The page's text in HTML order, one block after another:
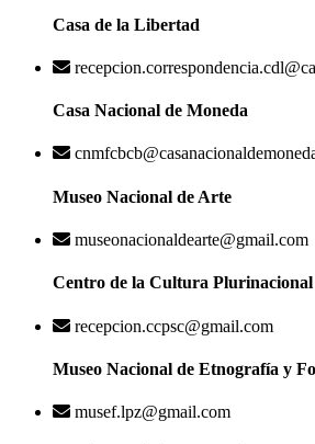
Casa de la Libertad
Casa Nacional de Moneda
Museo Nacional de Arte
museonacionaldearte@gmail.com
Centro de la Cultura Plurinacional
recepcion.ccpsc@gmail.com
Museo Nacional de Etnografía y
musef.lpz@gmail.com